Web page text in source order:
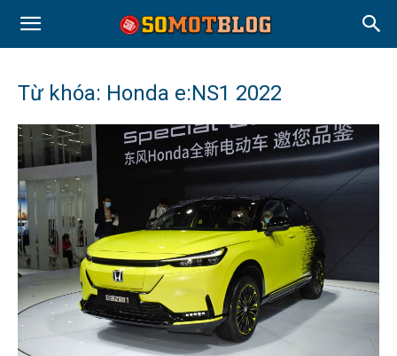
Từ khóa: Honda e:NS1 2022